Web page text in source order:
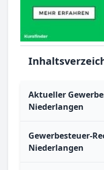
Aktueller
Niederlangen
Gewerbesteuer-
Niederlangen